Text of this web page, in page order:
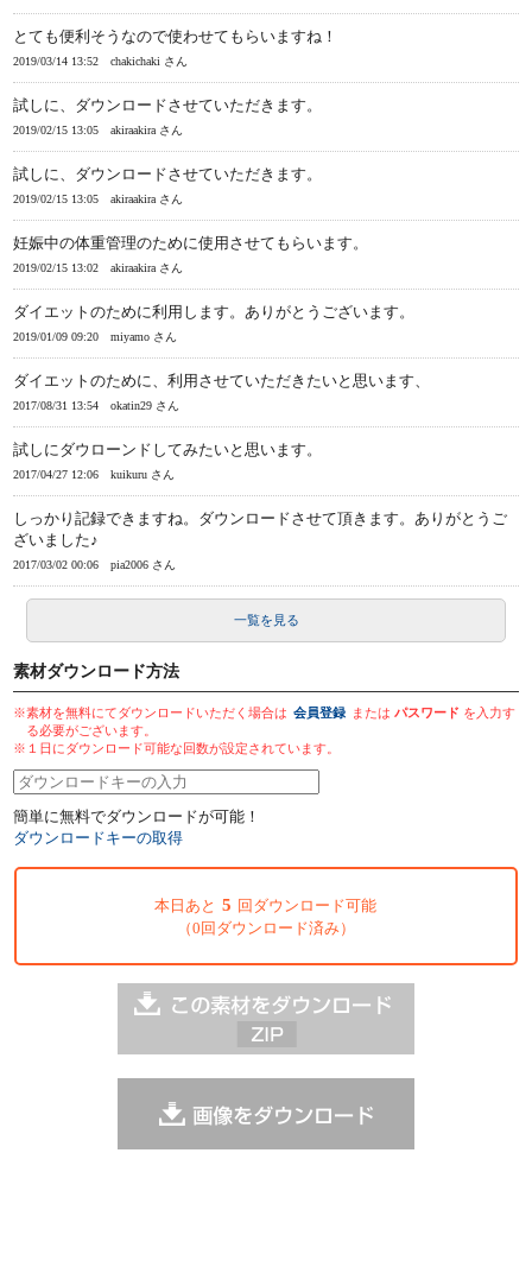
とても便利そうなので使わせてもらいますね！
2019/03/14 13:52 chakichaki さん
試しに、ダウンロードさせていただきます。
2019/02/15 13:05 akiraakira さん
試しに、ダウンロードさせていただきます。
2019/02/15 13:05 akiraakira さん
妊娠中の体重管理のために使用させてもらいます。
2019/02/15 13:02 akiraakira さん
ダイエットのために利用します。ありがとうございます。
2019/01/09 09:20 miyamo さん
ダイエットのために、利用させていただきたいと思います、
2017/08/31 13:54 okatin29 さん
試しにダウローンドしてみたいと思います。
2017/04/27 12:06 kuikuru さん
しっかり記録できますね。ダウンロードさせて頂きます。ありがとうご
ざいました♪
2017/03/02 00:06 pia2006 さん
一覧を見る
素材ダウンロード方法
※素材を無料にてダウンロードいただく場合は 会員登録 またはパスワード を入力す
る必要がございます。
※１日にダウンロード可能な回数が設定されています。
簡単に無料でダウンロードが可能！
ダウンロードキーの取得
本日あと 5 回ダウンロード可能
（0回ダウンロード済み）